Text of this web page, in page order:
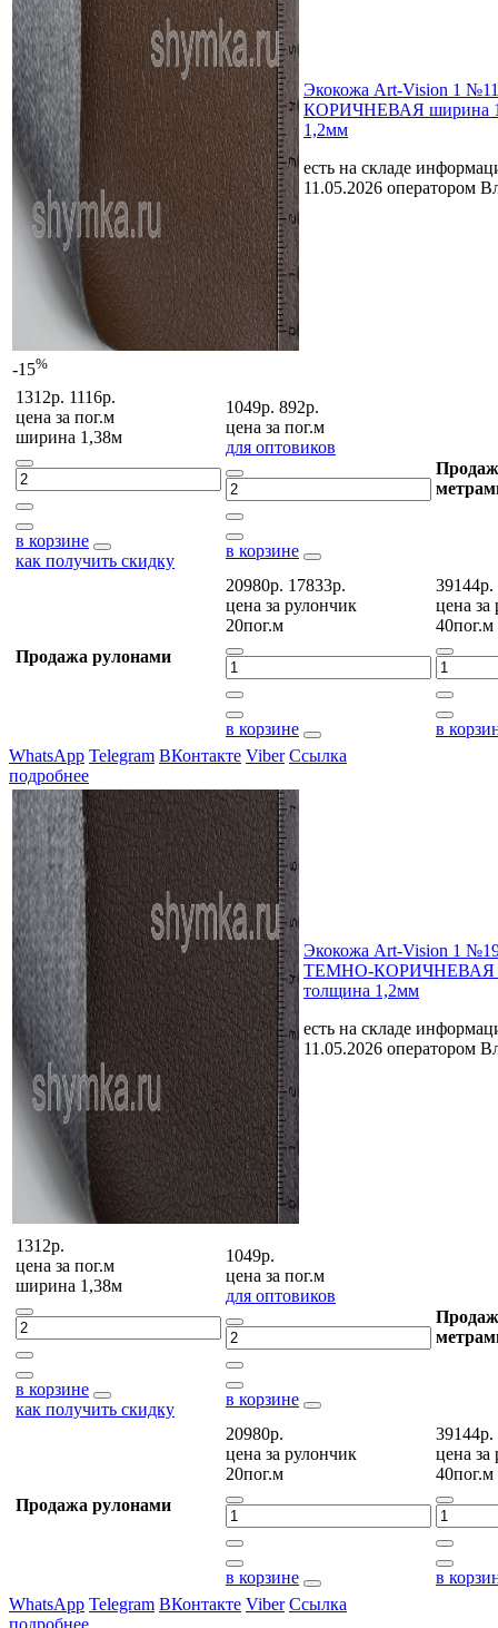
-15%
Экокожа Art-Vision 1
КОРИЧНЕВАЯ ширина
1,2мм
есть на складе
11.05.2026 оператором
1312р. 1116р.
цена за пог.м
ширина 1,38м
в корзине
как получить скидку
1049р. 892р.
цена за пог.м
для оптовиков
в корзине
Продажа рулонами
20980р. 17833р.
цена за рулончик
20пог.м
в корзине
39144р.
цена за
40пог.м
в
WhatsApp Telegram ВКонтакте Viber Ссылка
подробнее
Экокожа Art-Vision 1
ТЕМНО-КОРИЧНЕВАЯ
толщина 1,2мм
есть на складе
11.05.2026 оператором
1312р.
цена за пог.м
ширина 1,38м
в корзине
как получить скидку
1049р.
цена за пог.м
для оптовиков
в корзине
Продажа рулонами
20980р.
цена за рулончик
20пог.м
в корзине
39144р.
цена за
40пог.м
в
WhatsApp Telegram ВКонтакте Viber Ссылка
подробнее